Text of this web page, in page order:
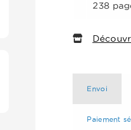
238
Envoi
Paiement